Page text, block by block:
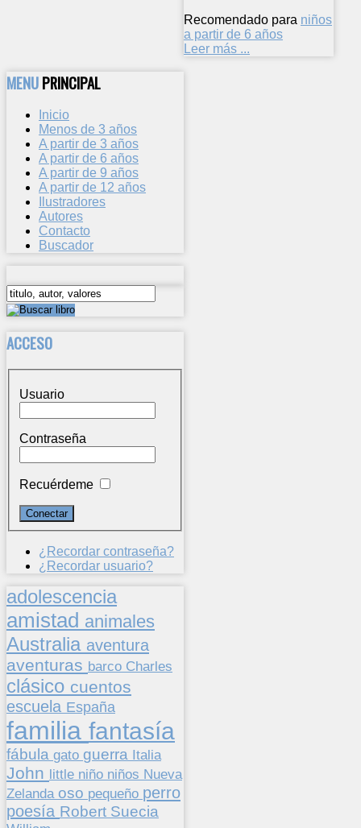
Recomendado para niños
a partir de 6 años
Leer más ...
MENUPRINCIPAL
Inicio
Menos de 3 años
A partir de 3 años
A partir de 6 años
A partir de 9 años
A partir de 12 años
Ilustradores
Autores
Contacto
Buscador
ACCESO
Usuario
Contraseña
Recuérdeme
¿Recordar contraseña?
¿Recordar usuario?
adolescencia
amistad animales
Australia aventura
aventuras barco Charles
clásico cuentos
escuela España
familia fantasía
fábula gato guerra Italia
John little niño niños Nueva
Zelanda oso pequeño perro
poesía Robert Suecia